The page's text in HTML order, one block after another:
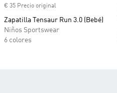
€ 35 Precio original
Zapatilla Tensaur Run 3.0 (Bebé)
Niños Sportswear
6 colores